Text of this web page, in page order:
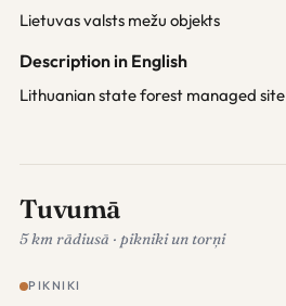
Lietuvas valsts mežu objekts
Description in English
Lithuanian state forest managed site
Tuvumā
5 km rādiusā · pikniki un torņi
PIKNIKI